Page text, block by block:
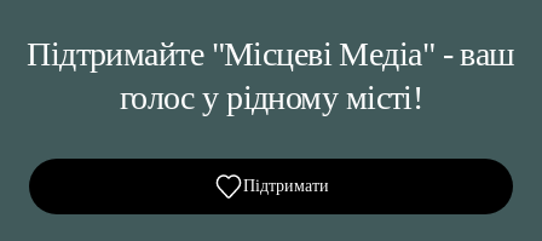
Підтримайте "Місцеві Медіа" - ваш
голос у рідному місті!
Підтримати